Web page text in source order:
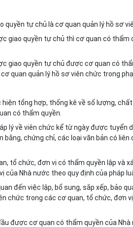
tự chủ là cơ quan quản lý hồ sơ
giao quyền tự chủ thì cơ quan có thẩm
giao quyền tự chủ được cơ quan có
quan quản lý hồ sơ viên chức trong
tổng hợp, thống kê về số lượng,
có thẩm quyền.
lý về viên chức kể từ ngày được tuyển
bằng, chứng chỉ, các loại văn bản có
tổ chức, đơn vị có thẩm quyền lập và
Nhà nước theo quy định của pháp
đến việc lập, bổ sung, sắp xếp, bảo
chức trong các cơ quan, tổ chức, đơn
được cơ quan có thẩm quyền của